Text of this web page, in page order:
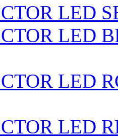
LED
LED
LED
LED